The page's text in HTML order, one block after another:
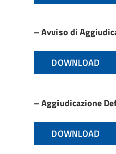
– Avviso di
DOWNLOAD
– Aggiudicazione
DOWNLOAD